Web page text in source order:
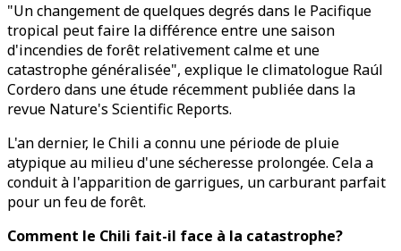
"Un changement de quelques degrés dans le Pacifique
tropical peut faire la différence entre une saison
d'incendies de forêt relativement calme et une
catastrophe généralisée", explique le climatologue Raúl
Cordero dans une étude récemment publiée dans la
revue Nature's Scientific Reports.
L'an dernier, le Chili a connu une période de pluie
atypique au milieu d'une sécheresse prolongée. Cela a
conduit à l'apparition de garrigues, un carburant parfait
pour un feu de forêt.
Comment le Chili fait-il face à la catastrophe?